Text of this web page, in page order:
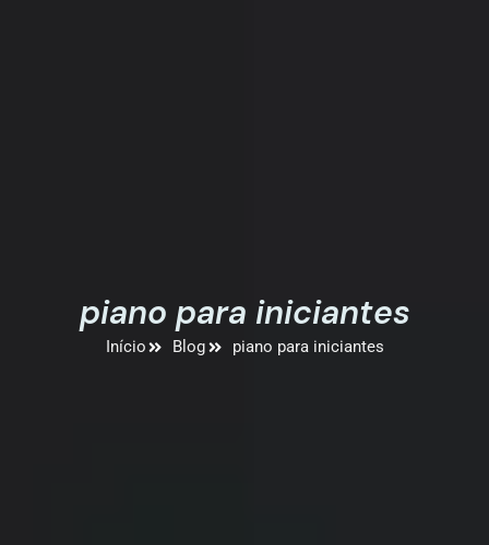
piano para iniciantes
Início Blog piano para iniciantes